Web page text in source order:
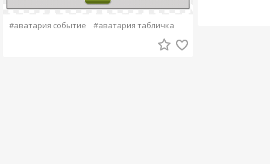
#аватария событие #аватария табличка